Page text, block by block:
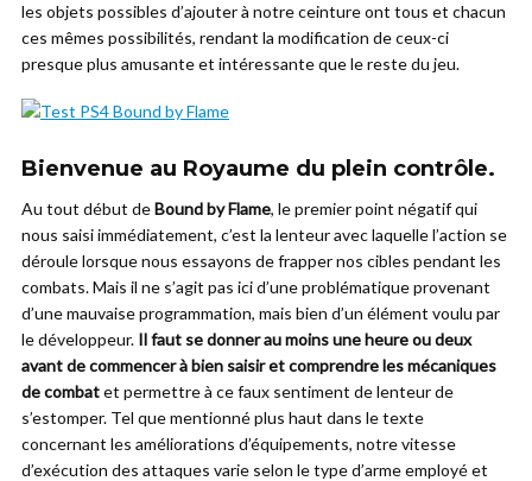
les objets possibles d’ajouter à notre ceinture ont tous et chacun
ces mêmes possibilités, rendant la modification de ceux-ci
presque plus amusante et intéressante que le reste du jeu.
Bienvenue au Royaume du plein contrôle.
Au tout début deBound by Flame, le premier point négatif qui
nous saisi immédiatement, c’est la lenteur avec laquelle l’action se
déroule lorsque nous essayons de frapper nos cibles pendant les
combats. Mais il ne s’agit pas ici d’une problématique provenant
d’une mauvaise programmation, mais bien d’un élément voulu par
le développeur. Il faut se donner au moins une heure ou deux
avant de commencer à bien saisir et comprendre les mécaniques
de combatet permettre à ce faux sentiment de lenteur de
s’estomper. Tel que mentionné plus haut dans le texte
concernant les améliorations d’équipements, notre vitesse
d’exécution des attaques varie selon le type d’arme employé et